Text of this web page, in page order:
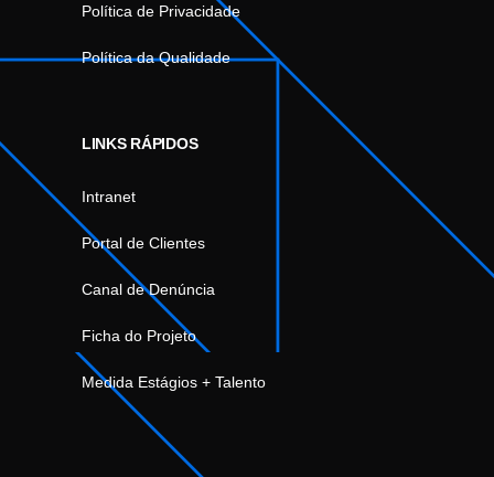
Política de Privacidade
Política da Qualidade
LINKS RÁPIDOS
Intranet
Portal de Clientes
Canal de Denúncia
Ficha do Projeto
Medida Estágios + Talento